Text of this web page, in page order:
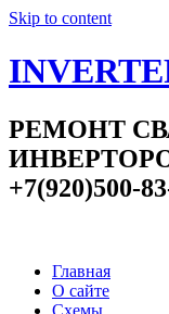
Skip to content
РЕМОНТ
+7(920)500-
Главная
О сайте
Схемы